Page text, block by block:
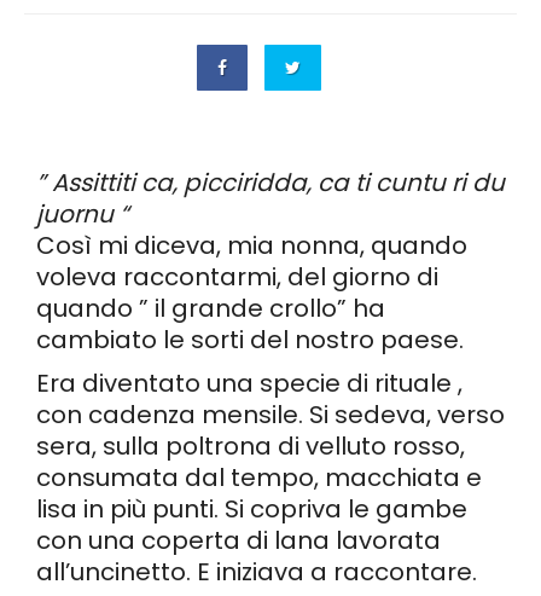
” Assittiti ca, picciridda, ca ti cuntu ri du
juornu “
Così mi diceva, mia nonna, quando
voleva raccontarmi, del giorno di
quando ” il grande crollo” ha
cambiato le sorti del nostro paese.
Era diventato una specie di rituale ,
con cadenza mensile. Si sedeva, verso
sera, sulla poltrona di velluto rosso,
consumata dal tempo, macchiata e
lisa in più punti. Si copriva le gambe
con una coperta di lana lavorata
all’uncinetto. E iniziava a raccontare.